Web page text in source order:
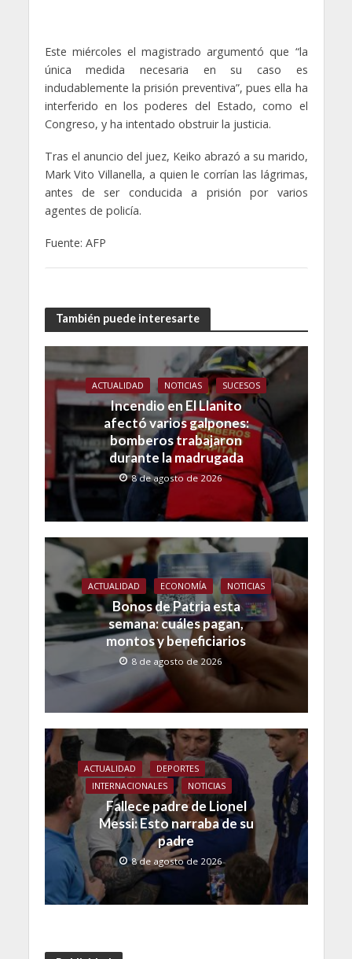
Este miércoles el magistrado argumentó que “la
única medida necesaria en su caso es
indudablemente la prisión preventiva”, pues ella ha
interferido en los poderes del Estado, como el
Congreso, y ha intentado obstruir la justicia.
Tras el anuncio del juez, Keiko abrazó a su marido,
Mark Vito Villanella, a quien le corrían las lágrimas,
antes de ser conducida a prisión por varios
agentes de policía.
Fuente: AFP
También puede interesarte
ACTUALIDAD NOTICIAS SUCESOS
Incendio en El Llanito
afectó varios galpones:
bomberos trabajaron
durante la madrugada
8 de agosto de 2026
ACTUALIDAD ECONOMÍA NOTICIAS
Bonos de Patria esta
semana: cuáles pagan,
montos y beneficiarios
8 de agosto de 2026
ACTUALIDAD
DEPORTES
INTERNACIONALES
NOTICIAS
Fallece padre de Lionel
Messi: Esto narraba de su
padre
8 de agosto de 2026